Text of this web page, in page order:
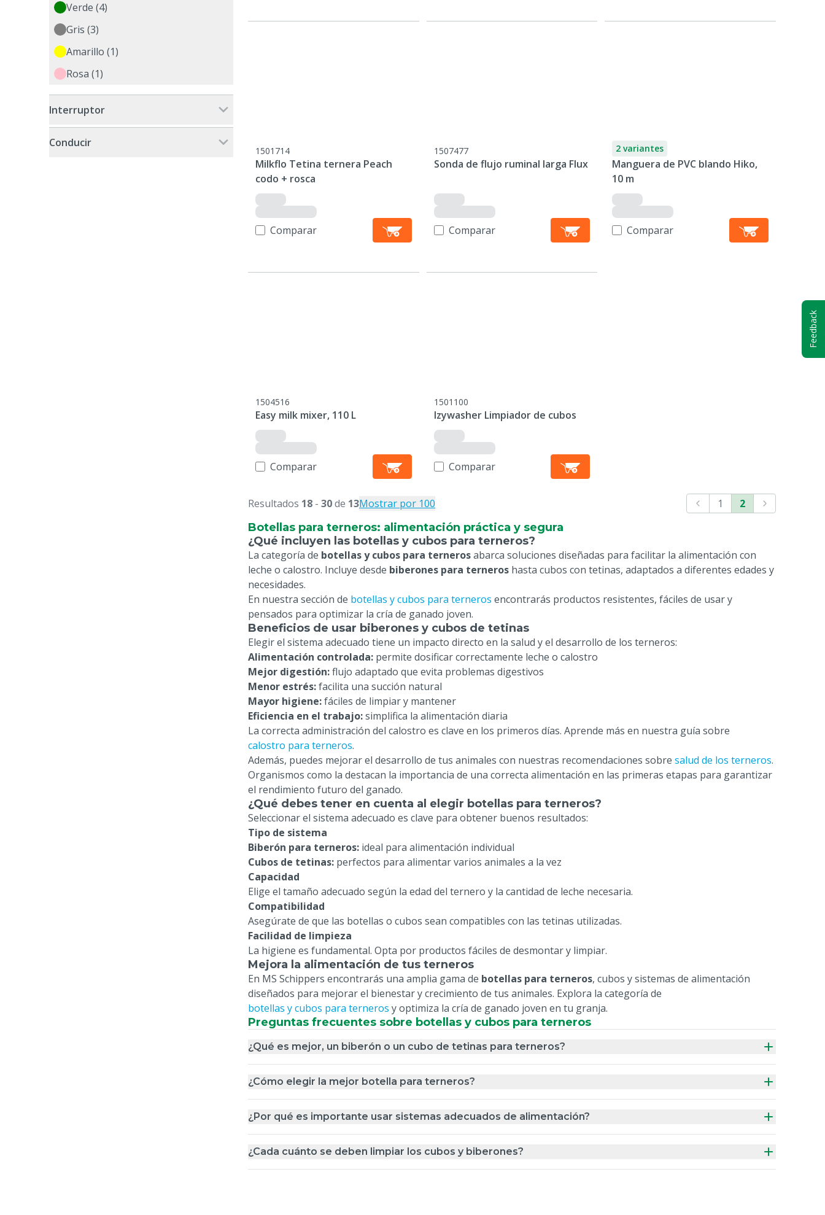
Verde (4)
Gris (3)
Amarillo (1)
Rosa (1)
Interruptor
Conducir
1501714
Milkflo Tetina ternera Peach
codo + rosca
Comparar
1507477
Sonda de flujo ruminal larga Flux
Comparar
2 variantes
Manguera de PVC blando Hiko,
10 m
Comparar
1504516
Easy milk mixer, 110 L
Comparar
1501100
Izywasher Limpiador de cubos
Comparar
Resultados 18 - 30de 13Mostrar por 100 1
2
Botellas para terneros: alimentación práctica y segura
¿Qué incluyen las botellas y cubos para terneros?
La categoría de botellas y cubos para ternerosabarca soluciones diseñadas para facilitar la alimentación con
leche o calostro. Incluye desde biberones para terneros hasta cubos con tetinas, adaptados a diferentes edades y
necesidades.
En nuestra sección de botellas y cubos para terneros encontrarás productos resistentes, fáciles de usar y
pensados para optimizar la cría de ganado joven.
Beneficios de usar biberones y cubos de tetinas
Elegir el sistema adecuado tiene un impacto directo en la salud y el desarrollo de los terneros:
Alimentación controlada: permite dosificar correctamente leche o calostro
Mejor digestión:flujo adaptado que evita problemas digestivos
Menor estrés:facilita una succión natural
Mayor higiene:fáciles de limpiar y mantener
Eficiencia en el trabajo:simplifica la alimentación diaria
La correcta administración del calostro es clave en los primeros días. Aprende más en nuestra guía sobre
calostro para terneros.
Además, puedes mejorar el desarrollo de tus animales con nuestras recomendaciones sobre salud de los terneros.
Organismos como la destacan la importancia de una correcta alimentación en las primeras etapas para garantizar
el rendimiento futuro del ganado.
¿Qué debes tener en cuenta al elegir botellas para terneros?
Seleccionar el sistema adecuado es clave para obtener buenos resultados:
Tipo de sistema
Biberón para terneros: ideal para alimentación individual
Cubos de tetinas: perfectos para alimentar varios animales a la vez
Capacidad
Elige el tamaño adecuado según la edad del ternero y la cantidad de leche necesaria.
Compatibilidad
Asegúrate de que las botellas o cubos sean compatibles con las tetinas utilizadas.
Facilidad de limpieza
La higiene es fundamental. Opta por productos fáciles de desmontar y limpiar.
Mejora la alimentación de tus terneros
En MS Schippers encontrarás una amplia gama de botellas para terneros, cubos y sistemas de alimentación
diseñados para mejorar el bienestar y crecimiento de tus animales. Explora la categoría de
botellas y cubos para terneros y optimiza la cría de ganado joven en tu granja.
Preguntas frecuentes sobre botellas y cubos para terneros
¿Qué es mejor, un biberón o un cubo de tetinas para terneros?
¿Cómo elegir la mejor botella para terneros?
¿Por qué es importante usar sistemas adecuados de alimentación?
¿Cada cuánto se deben limpiar los cubos y biberones?
Feedback